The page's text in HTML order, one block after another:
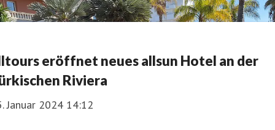
eröffnet neues allsun Hotel an der
Riviera
Januar 2024 14:12